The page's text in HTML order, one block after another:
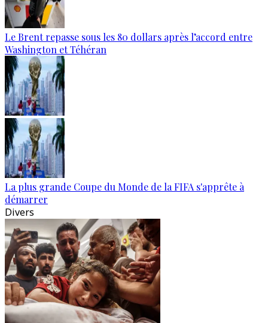
Le Brent repasse sous les 80 dollars après l’accord entre
Washington et Téhéran
La plus grande Coupe du Monde de la FIFA s'apprête à
démarrer
Divers